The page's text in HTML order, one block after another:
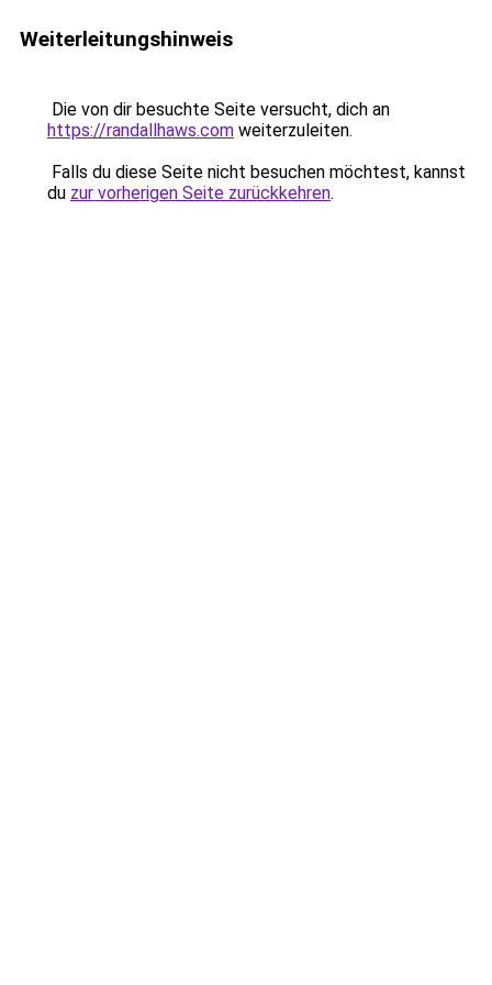
Weiterleitungshinweis
Die von dir besuchte Seite versucht, dich an
https://randallhaws.com weiterzuleiten.
Falls du diese Seite nicht besuchen möchtest, kannst
du zur vorherigen Seite zurückkehren.